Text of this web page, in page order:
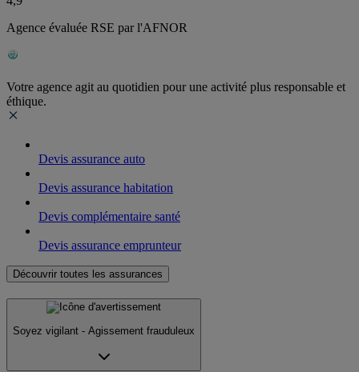
Agence évaluée RSE par l'AFNOR
Votre agence agit au quotidien pour une activité plus responsable et
éthique.
Devis assurance auto
Devis assurance habitation
Devis complémentaire santé
Devis assurance emprunteur
Découvrir toutes les assurances
Soyez vigilant - Agissement frauduleux